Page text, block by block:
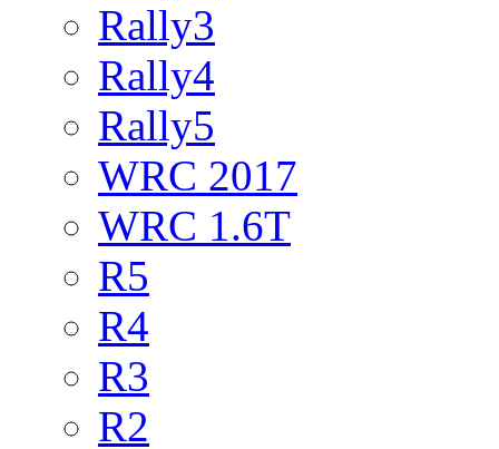
Rally3
Rally4
Rally5
WRC 2017
WRC 1.6T
R5
R4
R3
R2